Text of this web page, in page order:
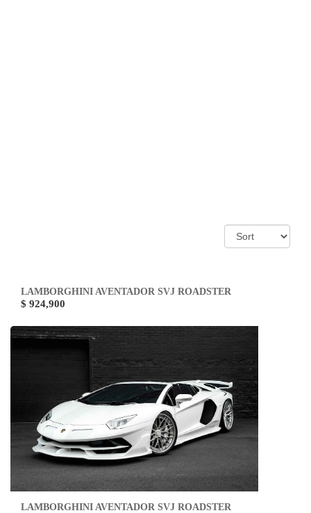
LAMBORGHINI AVENTADOR SVJ ROADSTER
$ 924,900
LAMBORGHINI AVENTADOR SVJ ROADSTER